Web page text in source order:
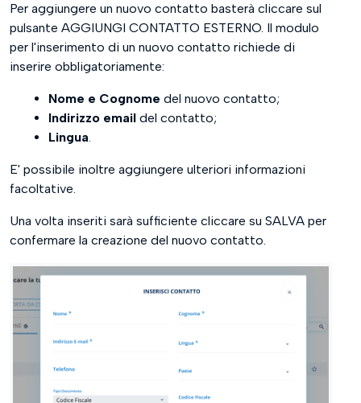
Per aggiungere un nuovo contatto basterà cliccare sul
pulsante AGGIUNGI CONTATTO ESTERNO. Il modulo
per l'inserimento di un nuovo contatto richiede di
inserire obbligatoriamente:
Nome e Cognome del nuovo contatto;
Indirizzo email del contatto;
Lingua.
E' possibile inoltre aggiungere ulteriori informazioni
facoltative.
Una volta inseriti sarà sufficiente cliccare su SALVA per
confermare la creazione del nuovo contatto.